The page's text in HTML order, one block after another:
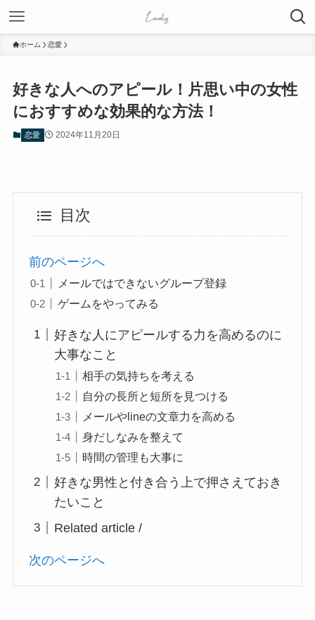
ホーム 恋愛
好きな人へのアピール！片思い中の女性
におすすめな効果的な方法！
恋愛 2024年11月20日
目次
前のページへ
メールではできないグループ登録
ゲームをやってみる
好きな人にアピールする力を高めるのに
大事なこと
相手の気持ちを考える
自分の長所と短所を見つける
メールやlineの文章力を高める
身だしなみを整えて
時間の管理も大事に
好きな男性と付き合う上で押さえておき
たいこと
Related article /
次のページへ